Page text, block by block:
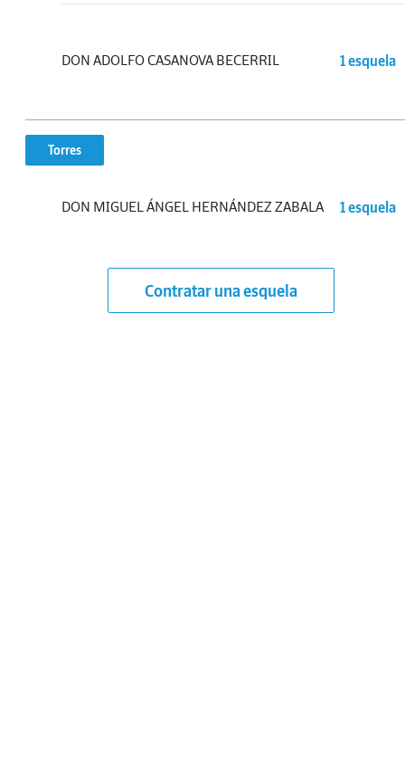
DON ADOLFO CASANOVA BECERRIL 1 esquela
Torres
DON MIGUEL ÁNGEL HERNÁNDEZ ZABALA 1 esquela
Contratar una esquela